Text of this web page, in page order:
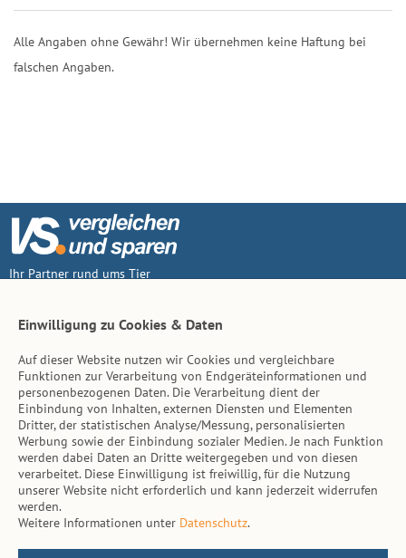
Alle Angaben ohne Gewähr! Wir übernehmen keine Haftung bei
falschen Angaben.
Ihr Partner rund ums Tier
Inhalt
Tierarzt-Suche
Hinweise
AGB
Impressum
Datenschutz
Kontakt
Einwilligung zu Cookies & Daten
Auf dieser Website nutzen wir Cookies und vergleichbare
Funktionen zur Verarbeitung von Endgeräteinformationen und
personenbezogenen Daten. Die Verarbeitung dient der
Einbindung von Inhalten, externen Diensten und Elementen
Dritter, der statistischen Analyse/Messung, personalisierten
Werbung sowie der Einbindung sozialer Medien. Je nach Funktion
werden dabei Daten an Dritte weitergegeben und von diesen
verarbeitet. Diese Einwilligung ist freiwillig, für die Nutzung
unserer Website nicht erforderlich und kann jederzeit widerrufen
werden.
Weitere Informationen unter Datenschutz.